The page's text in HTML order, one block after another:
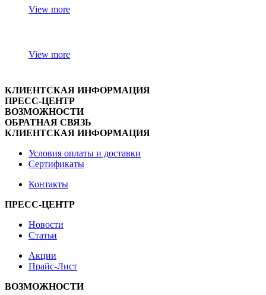
View more
View more
КЛИЕНТСКАЯ ИНФОРМАЦИЯ
ПРЕСС-ЦЕНТР
ВОЗМОЖНОСТИ
ОБРАТНАЯ СВЯЗЬ
КЛИЕНТСКАЯ ИНФОРМАЦИЯ
Условия оплаты и доставки
Сертификаты
Контакты
ПРЕСС-ЦЕНТР
Новости
Статьи
Акции
Прайс-Лист
ВОЗМОЖНОСТИ